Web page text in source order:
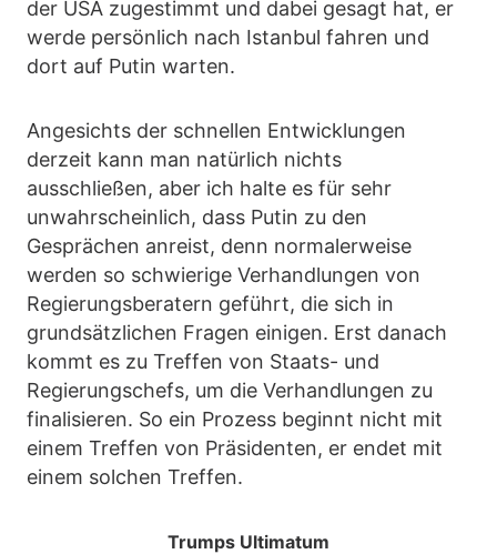
der USA zugestimmt und dabei gesagt hat, er
werde persönlich nach Istanbul fahren und
dort auf Putin warten.
Angesichts der schnellen Entwicklungen
derzeit kann man natürlich nichts
ausschließen, aber ich halte es für sehr
unwahrscheinlich, dass Putin zu den
Gesprächen anreist, denn normalerweise
werden so schwierige Verhandlungen von
Regierungsberatern geführt, die sich in
grundsätzlichen Fragen einigen. Erst danach
kommt es zu Treffen von Staats- und
Regierungschefs, um die Verhandlungen zu
finalisieren. So ein Prozess beginnt nicht mit
einem Treffen von Präsidenten, er endet mit
einem solchen Treffen.
Trumps Ultimatum